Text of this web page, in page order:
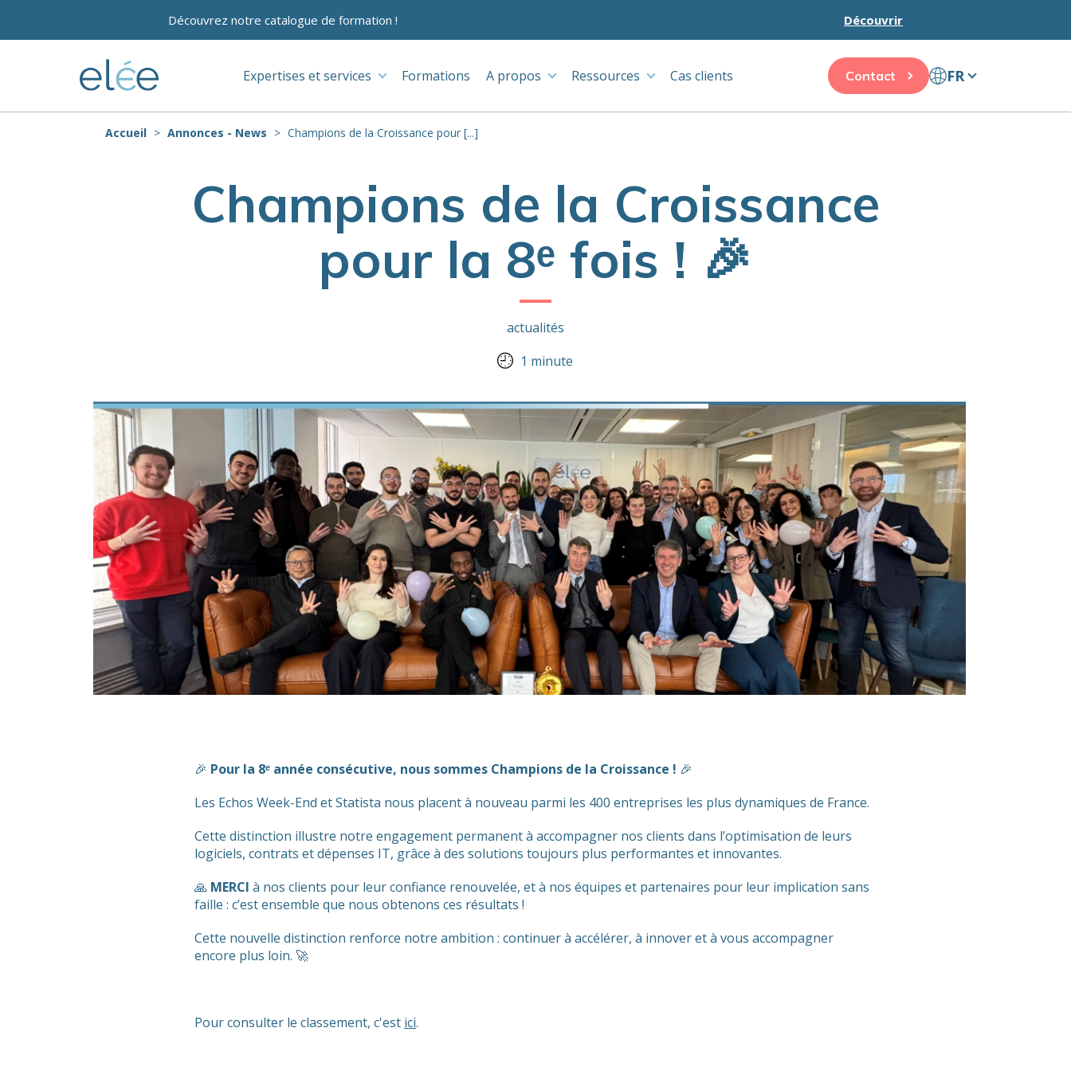
Découvrez notre catalogue de formation ! Découvrir
Expertises et services Formations A propos Ressources Cas clients Contact FR
Accueil Annonces - News Champions de la Croissance pour [...]
Champions de la Croissance
pour la 8ᵉ fois ! 🎉
actualités
1 minute
🎉 Pour la 8ᵉ année consécutive, nous sommes Champions de la Croissance ! 🎉
Les Echos Week-End et Statista nous placent à nouveau parmi les 400 entreprises les plus dynamiques de France.
Cette distinction illustre notre engagement permanent à accompagner nos clients dans l’optimisation de leurs
logiciels, contrats et dépenses IT, grâce à des solutions toujours plus performantes et innovantes.
🙏 MERCI à nos clients pour leur confiance renouvelée, et à nos équipes et partenaires pour leur implication sans
faille : c’est ensemble que nous obtenons ces résultats !
Cette nouvelle distinction renforce notre ambition : continuer à accélérer, à innover et à vous accompagner
encore plus loin. 🚀
Pour consulter le classement, c'est ici.